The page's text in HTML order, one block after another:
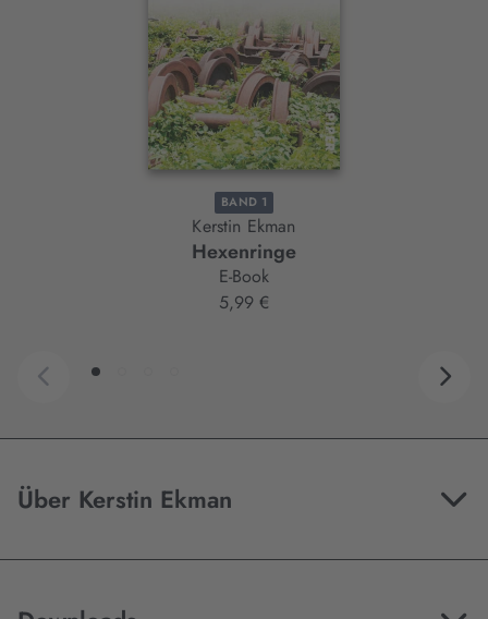
BAND 1
Kerstin Ekman
Hexenringe
E-Book
5,99 €
Über Kerstin Ekman